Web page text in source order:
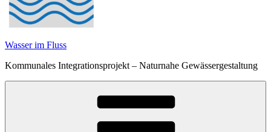
Wasser im Fluss
Kommunales Integrationsprojekt – Naturnahe Gewässergestaltung